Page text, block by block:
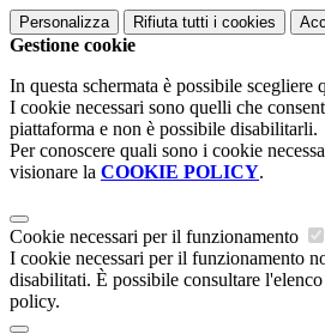
Personalizza Rifiuta tutti i cookies
Gestione cookie
In questa schermata è possibile scegliere
I cookie necessari sono quelli che
piattaforma e non è possibile disabilitarli.
Per conoscere quali sono i cookie
visionare la COOKIE POLICY.
Cookie necessari per il funzionamento
I cookie necessari per il funzionamento
disabilitati. È possibile consultare
policy.